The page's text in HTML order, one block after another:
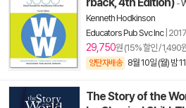
-
Kenneth Hodkinson
Educators Pub Svc Inc
29,750원 (15% 할인 / 1,490
양탄자배송 8월 10일 (월) 밤 11
The Story of the